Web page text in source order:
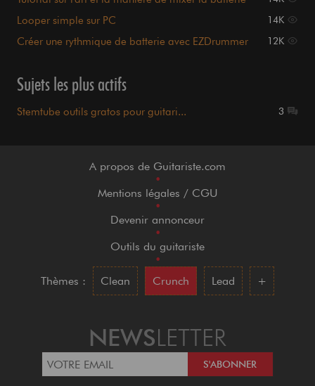
Looper simple sur PC 14K
Créer une rythmique de batterie avec EZDrummer
12K
Sujets les plus actifs
Stemtube outils gratos pour guitari... 3
A propos de Guitariste.com
•
Mentions légales / CGU
•
Devenir annonceur
•
Outils du guitariste
•
Thèmes :
Clean Crunch Lead +
NEWSLETTER